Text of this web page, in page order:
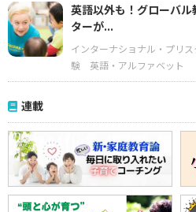
英語以外も！グローバ
ターが...
インターナショナル・プリス
験
英語・アルファベット
連載